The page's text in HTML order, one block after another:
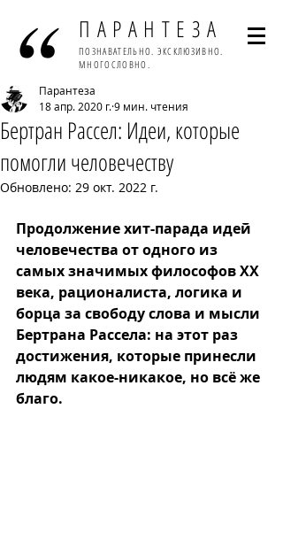
ПАРАНТЕЗА
ПОЗНАВАТЕЛЬНО. ЭКСКЛЮЗИВНО.
МНОГОСЛОВНО.
Бертран Рассел: Идеи, которые
помогли человечеству
Парантеза
18 апр. 2020 г.9 мин. чтения
Обновлено: 29 окт. 2022 г.
Продолжение хит-парада идей
человечества от одного из
самых значимых философов XX
века, рационалиста, логика и
борца за свободу слова и мысли
Бертрана Рассела: на этот раз
достижения, которые принесли
людям какое-никакое, но всё же
благо.